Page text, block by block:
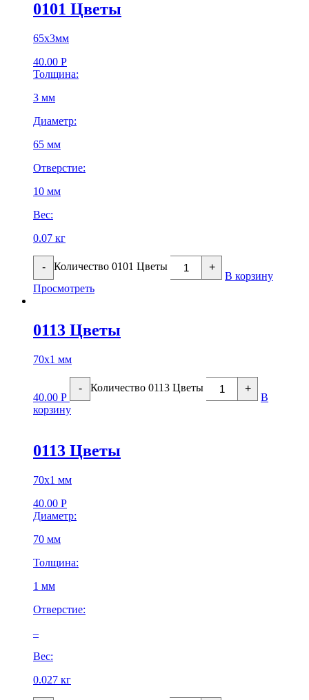
0101 Цветы
65х3мм
40.00 Р
Толщина:
3 мм
Диаметр:
65 мм
Отверстие:
10 мм
Вес:
0.07 кг
- Количество 0101 Цветы +
В корзину
Просмотреть
0113 Цветы
70х1 мм
40.00 Р
- Количество 0113 Цветы +
В
корзину
0113 Цветы
70х1 мм
40.00 Р
Диаметр:
70 мм
Толщина:
1 мм
Отверстие:
–
Вес:
0.027 кг